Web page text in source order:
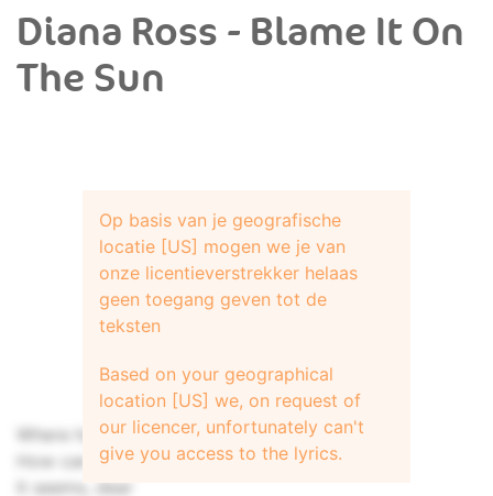
Diana Ross - Blame It On
The Sun
Where has my love gone?
How can I go on?
It seems, dear
Op basis van je geografische
locatie [US] mogen we je van
onze licentieverstrekker helaas
geen toegang geven tot de
teksten
Based on your geographical
location [US] we, on request of
our licencer, unfortunately can't
give you access to the lyrics.